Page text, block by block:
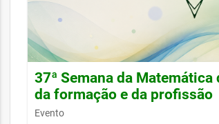
37ª Semana da
da formação e da profissão
Evento